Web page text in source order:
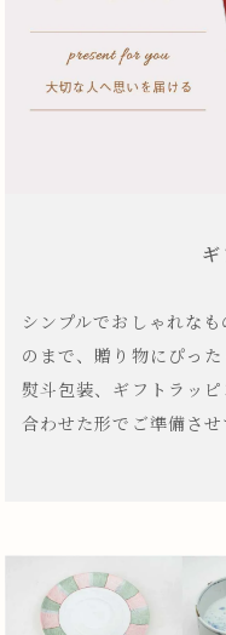
ギ
シンプルでおしゃれな
のまで、贈り物にぴっ
熨斗包装、ギフトラッ
合わせた形でご準備させ